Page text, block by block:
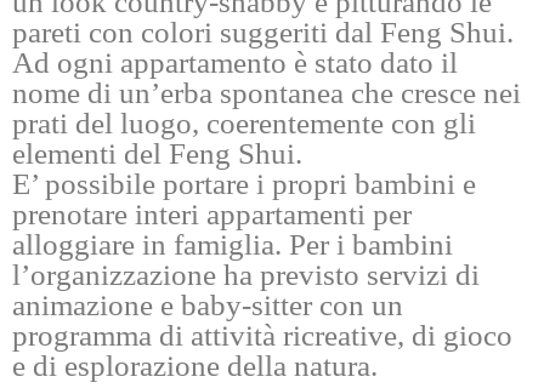
pareti con colori suggeriti dal Feng Shui.
Ad ogni appartamento è stato dato il
nome di un’erba spontanea che cresce nei
prati del luogo, coerentemente con gli
elementi del Feng Shui.
E’ possibile portare i propri bambini e
prenotare interi appartamenti per
alloggiare in famiglia. Per i bambini
l’organizzazione ha previsto servizi di
animazione e baby-sitter con un
programma di attività ricreative, di gioco
e di esplorazione della natura.